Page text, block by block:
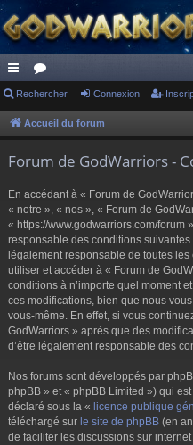
ac
co
s
or
u
Rechercher Connexion
Accueil du forum
Forum de GodWarriors -
En accédant à « Forum de
« notre », « nos », « Forum de
« https://www.godwarriors.com/forum
responsable des conditions
légalement responsable de toutes
utiliser et accéder à « Forum de
conditions à n’importe quel moment
ces modifications, bien que nous
vous-même. En effet, si vous
GodWarriors » après que des
d’être légalement responsable des
Nos forums sont développés par
phpBB » et « phpBB Limited ») qui
déclaré sous la « licence publique
téléchargé sur le site de phpBB (en
de faciliter les discussions sur